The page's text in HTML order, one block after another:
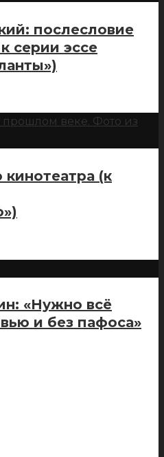
послесловие
серии эссе
(к
«Нужно всё
и без пафоса»